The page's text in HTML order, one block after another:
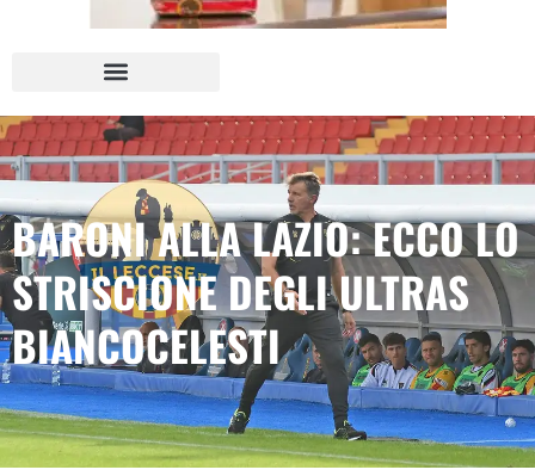
BARONI ALLA LAZIO: ECCO LO
STRISCIONE DEGLI ULTRAS
BIANCOCELESTI